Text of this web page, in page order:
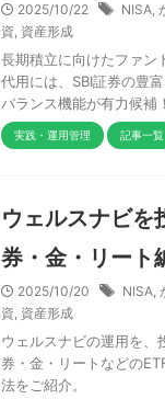
2025/10/22 NISA,
資, 資産形成
長期積立に向けたファン
代用には、SBI証券の豊
バランス機能が有力候補！
実践・運用管理 記事一覧
ウェルスナビを
券・金・リート
2025/10/20 NISA,
資, 資産形成
ウェルスナビの運用を、
券・金・リートなどの
法をご紹介。